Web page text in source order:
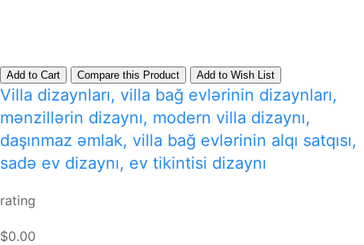
Add to Cart Compare this Product Add to Wish List
Villa dizaynları, villa bağ evlərinin dizaynları,
mənzillərin dizaynı, modern villa dizaynı,
daşınmaz əmlak, villa bağ evlərinin alqı satqısı,
sadə ev dizaynı, ev tikintisi dizaynı
rating
$0.00